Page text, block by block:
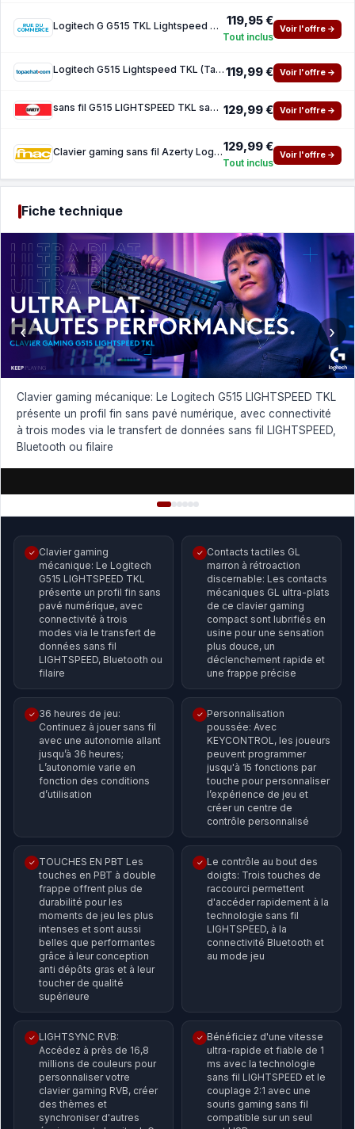
Logitech G G515 TKL Lightspeed Black (Tactile Version) 119,95 €
Tout inclus
Voir l'offre →
Logitech G515 Lightspeed TKL (Tactile Version) Black 119,99 € Voir l'offre →
sans fil G515 LIGHTSPEED TKL sans pavé numérique (switch marron) - Black 129,99 € Voir l'offre →
Clavier gaming sans fil Azerty Logitech G515 LIGHTSPEED TKL contacts mecaniques tactiles m129,99 €
Tout inclus
Voir l'offre →
Fiche technique
Clavier gaming mécanique: Le Logitech G515 LIGHTSPEED TKL
présente un profil fin sans pavé numérique, avec connectivité
à trois modes via le transfert de données sans fil LIGHTSPEED,
Bluetooth ou filaire
‹ ›
✓ Clavier gaming
mécanique: Le Logitech
G515 LIGHTSPEED TKL
présente un profil fin sans
pavé numérique, avec
connectivité à trois
modes via le transfert de
données sans fil
LIGHTSPEED, Bluetooth ou
filaire
✓ Contacts tactiles GL
marron à rétroaction
discernable: Les contacts
mécaniques GL ultra-plats
de ce clavier gaming
compact sont lubrifiés en
usine pour une sensation
plus douce, un
déclenchement rapide et
une frappe précise
✓ 36 heures de jeu:
Continuez à jouer sans fil
avec une autonomie allant
jusqu’à 36 heures;
L’autonomie varie en
fonction des conditions
d’utilisation
✓ Personnalisation
poussée: Avec
KEYCONTROL, les joueurs
peuvent programmer
jusqu'à 15 fonctions par
touche pour personnaliser
l’expérience de jeu et
créer un centre de
contrôle personnalisé
✓ TOUCHES EN PBT Les
touches en PBT à double
frappe offrent plus de
durabilité pour les
moments de jeu les plus
intenses et sont aussi
belles que performantes
grâce à leur conception
anti dépôts gras et à leur
toucher de qualité
supérieure
✓ Le contrôle au bout des
doigts: Trois touches de
raccourci permettent
d'accéder rapidement à la
technologie sans fil
LIGHTSPEED, à la
connectivité Bluetooth et
au mode jeu
✓ LIGHTSYNC RVB:
Accédez à près de 16,8
millions de couleurs pour
personnaliser votre
clavier gaming RVB, créer
des thèmes et
synchroniser d'autres
✓ Bénéficiez d'une vitesse
ultra-rapide et fiable de 1
ms avec la technologie
sans fil LIGHTSPEED et le
couplage 2:1 avec une
souris gaming sans fil
compatible sur un seul